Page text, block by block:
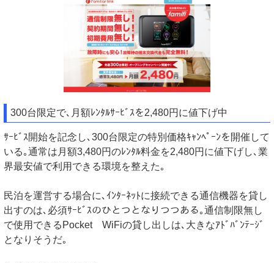
300台限定で､月額ﾚﾝﾀﾙｻｰﾋﾞｽを2,480円に値下げ中
ｻｰﾋﾞｽ開始を記念し､300台限定の特別価格ｷｬﾝﾍﾟｰﾝを開催して
いる｡通常は月額3,480円のﾚﾝﾀﾙ料金を2,480円に値下げし､業
界最安値で利用できる環境を整えた｡
民泊を運営する場合に､ｲﾝﾀｰﾈｯﾄに接続できる通信機器を貸し
出すのは､必須ｻｰﾋﾞｽのひとつとなりつつある｡通信制限無し
で使用できるPocket WiFiの貸し出しは､大きなｱﾄﾞﾊﾞﾝﾃｰｼﾞ
となりそうだ｡